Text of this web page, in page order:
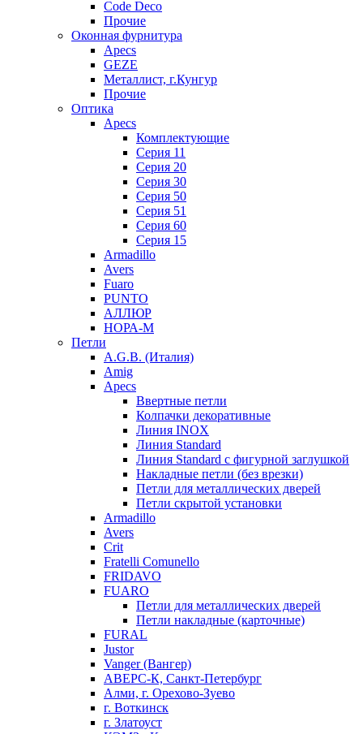
Code Deco
Прочие
Оконная фурнитура
Apecs
GEZE
Металлист, г.Кунгур
Прочие
Оптика
Apecs
Комплектующие
Серия 11
Серия 20
Серия 30
Серия 50
Серия 51
Серия 60
Серия 15
Armadillo
Avers
Fuaro
PUNTO
АЛЛЮР
НОРА-М
Петли
A.G.B. (Италия)
Amig
Apecs
Ввертные петли
Колпачки декоративные
Линия INOX
Линия Standard
Линия Standard с фигурной заглушкой
Накладные петли (без врезки)
Петли для металлических дверей
Петли скрытой установки
Armadillo
Avers
Crit
Fratelli Comunello
FRIDAVO
FUARO
Петли для металлических дверей
Петли накладные (карточные)
FURAL
Justor
Vanger (Вангер)
АВЕРС-К, Санкт-Петербург
Алми, г. Орехово-Зуево
г. Воткинск
г. Златоуст